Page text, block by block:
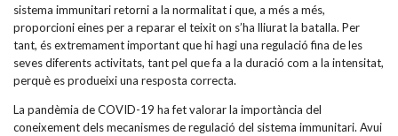
sistema immunitari retorni a la normalitat i que, a més a més,
proporcioni eines per a reparar el teixit on s’ha lliurat la batalla. Per
tant, és extremament important que hi hagi una regulació fina de les
seves diferents activitats, tant pel que fa a la duració com a la intensitat,
perquè es produeixi una resposta correcta.
La pandèmia de COVID-19 ha fet valorar la importància del
coneixement dels mecanismes de regulació del sistema immunitari. Avui